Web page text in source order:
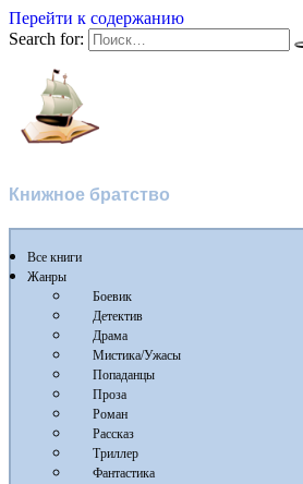
Перейти к содержанию
Search for:
Книжное братство
Все книги
Жанры
Боевик
Детектив
Драма
Мистика/Ужасы
Попаданцы
Проза
Роман
Рассказ
Триллер
Фантастика